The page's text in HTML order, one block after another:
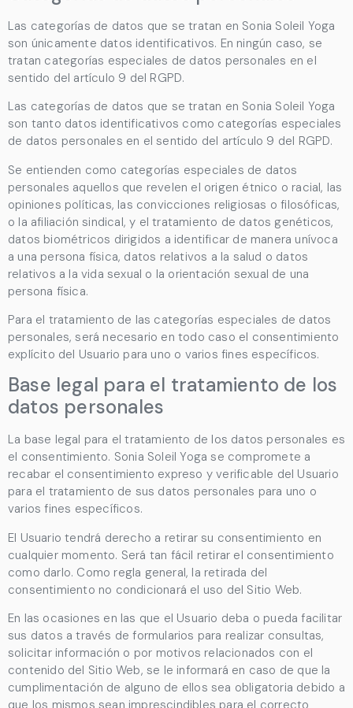
Las categorías de datos que se tratan en Sonia Soleil Yoga
son únicamente datos identificativos. En ningún caso, se
tratan categorías especiales de datos personales en el
sentido del artículo 9 del RGPD.
Las categorías de datos que se tratan en Sonia Soleil Yoga
son tanto datos identificativos como categorías especiales
de datos personales en el sentido del artículo 9 del RGPD.
Se entienden como categorías especiales de datos
personales aquellos que revelen el origen étnico o racial, las
opiniones políticas, las convicciones religiosas o filosóficas,
o la afiliación sindical, y el tratamiento de datos genéticos,
datos biométricos dirigidos a identificar de manera unívoca
a una persona física, datos relativos a la salud o datos
relativos a la vida sexual o la orientación sexual de una
persona física.
Para el tratamiento de las categorías especiales de datos
personales, será necesario en todo caso el consentimiento
explícito del Usuario para uno o varios fines específicos.
Base legal para el tratamiento de los
datos personales
La base legal para el tratamiento de los datos personales es
el consentimiento. Sonia Soleil Yoga se compromete a
recabar el consentimiento expreso y verificable del Usuario
para el tratamiento de sus datos personales para uno o
varios fines específicos.
El Usuario tendrá derecho a retirar su consentimiento en
cualquier momento. Será tan fácil retirar el consentimiento
como darlo. Como regla general, la retirada del
consentimiento no condicionará el uso del Sitio Web.
En las ocasiones en las que el Usuario deba o pueda facilitar
sus datos a través de formularios para realizar consultas,
solicitar información o por motivos relacionados con el
contenido del Sitio Web, se le informará en caso de que la
cumplimentación de alguno de ellos sea obligatoria debido a